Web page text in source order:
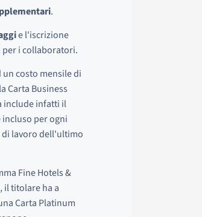
.
e l'iscrizione
i collaboratori.
costo mensile di
Carta Business
include infatti il
per ogni
di lavoro dell'ultimo
Fine Hotels &
il titolare ha a
Carta Platinum